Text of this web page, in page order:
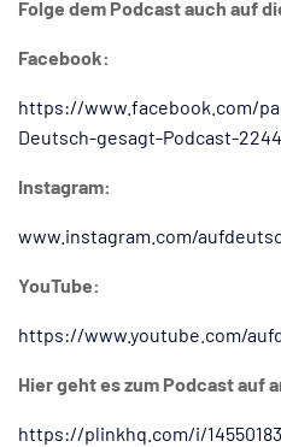
Folge dem Podcast auch auf
Facebook:
https://www.facebook.com/
Deutsch-gesagt-Podcast-
Instagram:
www.instagram.com/
YouTube:
https://www.youtube.com/
Hier geht es zum Podcast auf
https://plinkhq.com/i/